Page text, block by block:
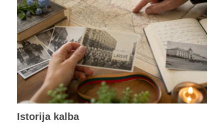
Istorija kalba